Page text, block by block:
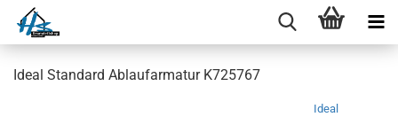
Ideal Standard Ablaufarmatur K725767
Ideal